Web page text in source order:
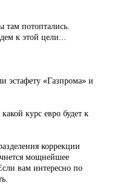
потоптались.
к этой цели...
эстафету «Газпрома» и
курс евро будет к
коррекции
мощнейшее
вам интересно по